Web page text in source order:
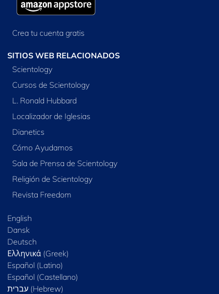
Crea tu cuenta gratis
SITIOS WEB RELACIONADOS
Scientology
Cursos de Scientology
L. Ronald Hubbard
Localizador de Iglesias
Dianetics
Cómo Ayudamos
Sala de Prensa de Scientology
Religión de Scientology
Revista Freedom
English
Dansk
Deutsch
Ελληνικά (Greek)
Español (Latino)
Español (Castellano)